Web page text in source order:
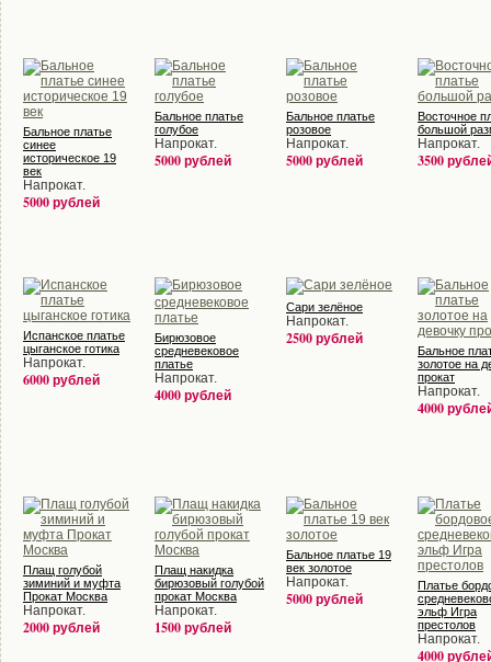
Бальное платье
синее
историческое 19
век
Напрокат.
5000 рублей
Бальное платье
голубое
Напрокат.
5000 рублей
Бальное платье
розовое
Напрокат.
5000 рублей
Восточное
большой
Напрокат.
3500
Испанское платье
цыганское готика
Напрокат.
6000 рублей
Бирюзовое
средневековое
платье
Напрокат.
4000 рублей
Сари зелёное
Напрокат.
2500 рублей
Бальное
золотое на
прокат
Напрокат.
4000
Плащ голубой
зиминий и муфта
Прокат Москва
Напрокат.
2000 рублей
Плащ накидка
бирюзовый голубой
прокат Москва
Напрокат.
1500 рублей
Бальное платье 19
век золотое
Напрокат.
5000 рублей
Платье
эльф Игра
престолов
Напрокат.
4000